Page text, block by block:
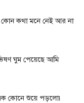
কোন কথা মনে নেই আর না
ঘুম পেয়েছে আমি
কোনে শুয়ে পড়লো৷